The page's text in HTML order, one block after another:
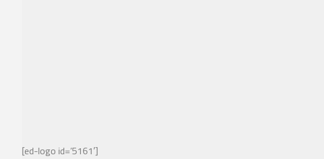
[ed-logo id=’5161′]